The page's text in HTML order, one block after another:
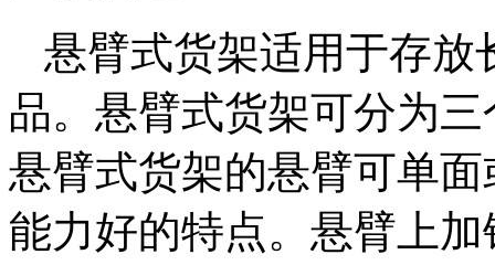
悬臂式货架适用于存放
品。悬臂式货架可分为
悬臂式货架的悬臂可单
能力好的特点。悬臂上